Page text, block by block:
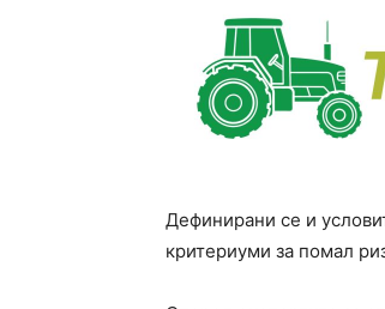
Дефинирани се и
критериуми за помал